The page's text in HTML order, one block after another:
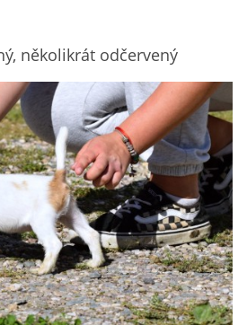
několikrát odčervený